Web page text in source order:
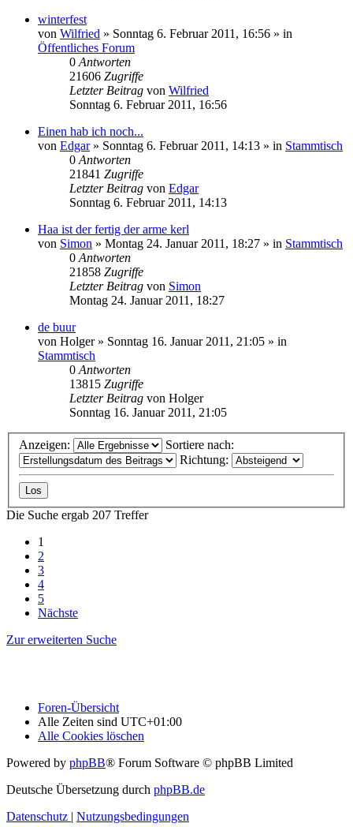
winterfest
von Wilfried » Sonntag 6. Februar 2011, 16:56 » in
Öffentliches Forum
0 Antworten
21606 Zugriffe
Letzter Beitrag von Wilfried
Sonntag 6. Februar 2011, 16:56
Einen hab ich noch...
von Edgar» Sonntag 6. Februar 2011, 14:13 » in Stammtisch
0 Antworten
21841 Zugriffe
Letzter Beitrag von Edgar
Sonntag 6. Februar 2011, 14:13
Haa ist der fertig der arme kerl
von Simon » Montag 24. Januar 2011, 18:27 » in Stammtisch
0 Antworten
21858 Zugriffe
Letzter Beitrag von Simon
Montag 24. Januar 2011, 18:27
de buur
von Holger» Sonntag 16. Januar 2011, 21:05 » in
Stammtisch
0 Antworten
13815 Zugriffe
Letzter Beitrag von Holger
Sonntag 16. Januar 2011, 21:05
Anzeigen:
Sortiere nach:
Richtung:
Die Suche ergab 207 Treffer
1
2
3
4
5
Nächste
Zur erweiterten Suche
Foren-Übersicht
Alle Zeiten sind UTC+01:00
Alle Cookies löschen
Powered by phpBB® Forum Software © phpBB Limited
Deutsche Übersetzung durch phpBB.de
Datenschutz
Nutzungsbedingungen